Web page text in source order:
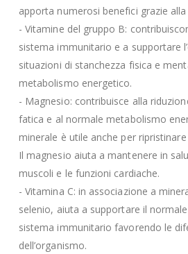
apporta numerosi benefici grazie alla
- Vitamine del gruppo B:
sistema immunitario e a supportare
situazioni di stanchezza fisica e
metabolismo energetico.
- Magnesio: contribuisce alla
fatica e al normale metabolismo
minerale è utile anche per
Il magnesio aiuta a mantenere in
muscoli e le funzioni cardiache.
- Vitamina C: in associazione a
selenio, aiuta a supportare il
sistema immunitario favorendo le
dell’organismo.